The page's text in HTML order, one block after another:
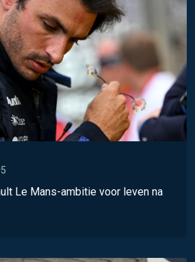
Le Mans-ambitie voor leven na